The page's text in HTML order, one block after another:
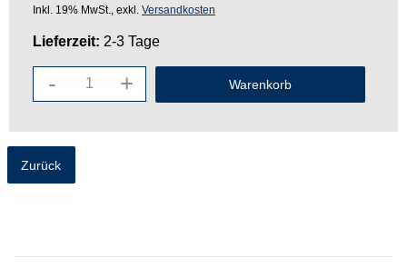
Inkl. 19% MwSt., exkl. Versandkosten
Lieferzeit: 2-3 Tage
- +
Zurück